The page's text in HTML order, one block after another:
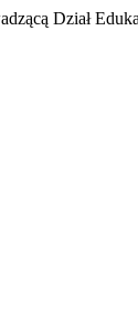
Dział